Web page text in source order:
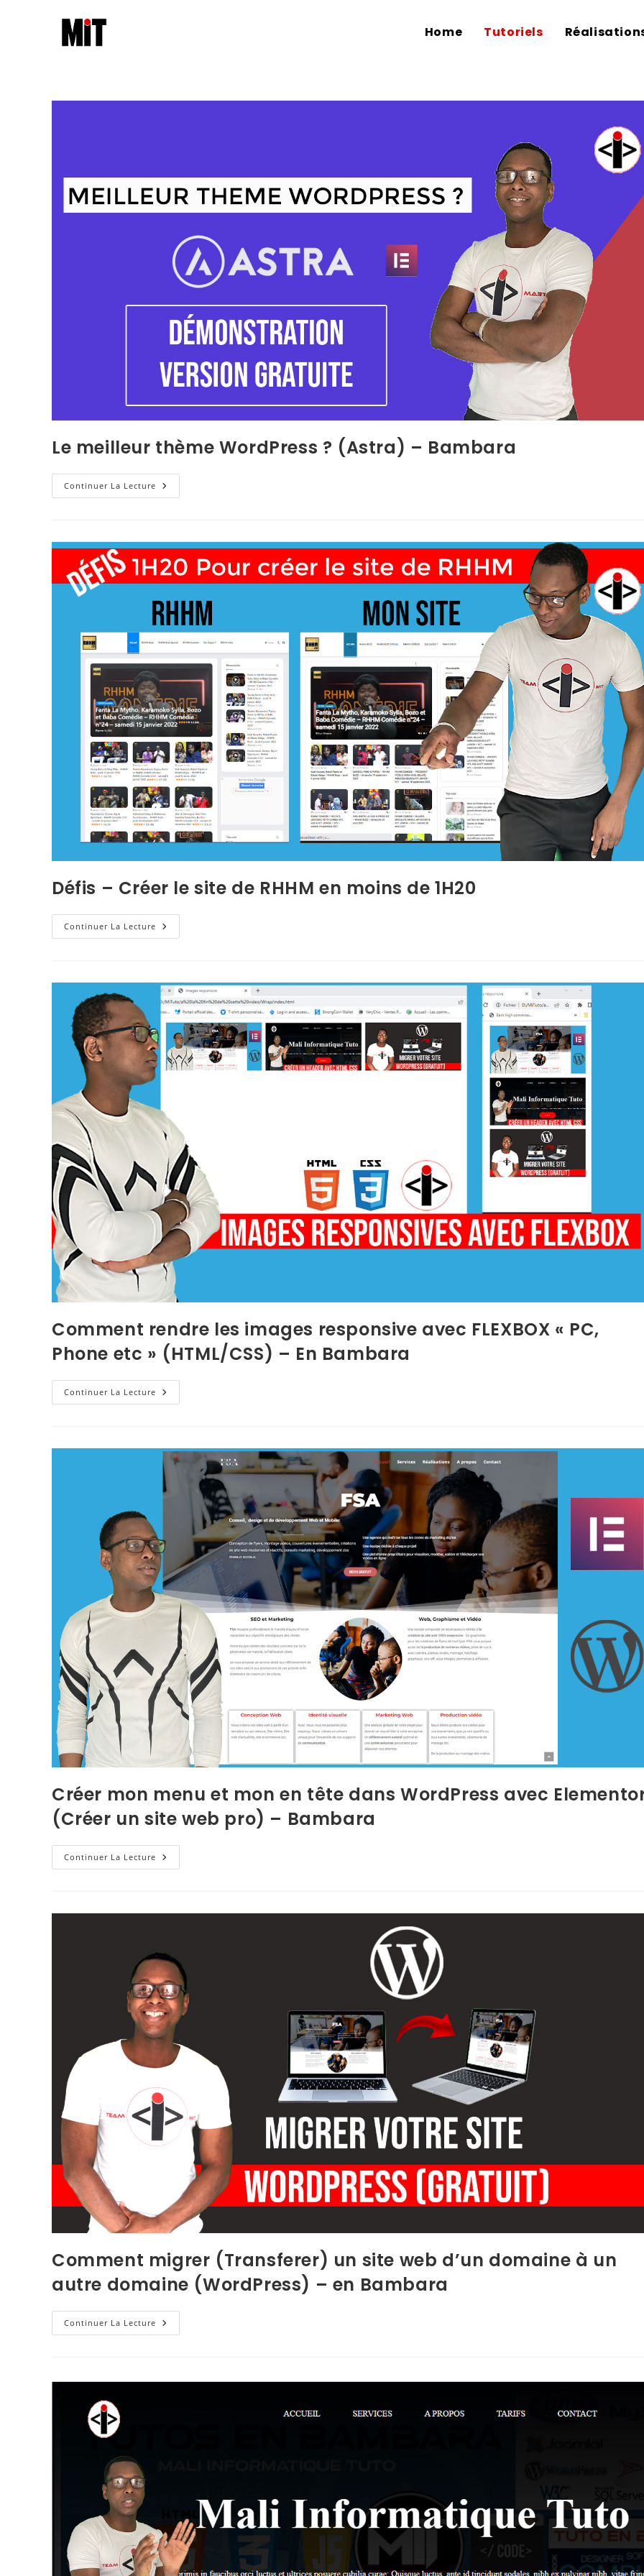
Home Tutoriels
Le meilleur thème WordPress ? (Astra) – Bambara
Continuer La Lecture
Défis – Créer le site de RHHM en moins de 1H20
Continuer La Lecture
Comment rendre les images responsive avec FLEXBOX « PC,
Phone etc » (HTML/CSS) – En Bambara
Continuer La Lecture
Créer mon menu et mon en tête dans WordPress avec
(Créer un site web pro) – Bambara
Continuer La Lecture
Comment migrer (Transferer) un site web d’un domaine à un
autre domaine (WordPress) – en Bambara
Continuer La Lecture